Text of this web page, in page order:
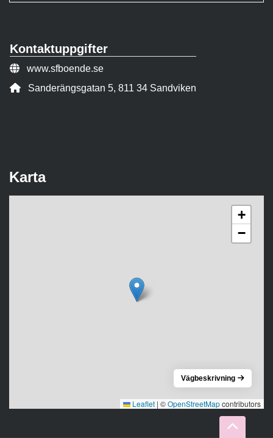
Kontaktuppgifter
Webbsida:
www.sfboende.se
Adress:
Sanderängsgatan 5, 811 34 Sandviken
Karta
+
−
Leaflet | ©OpenStreetMapcontributors
Vägbeskrivning